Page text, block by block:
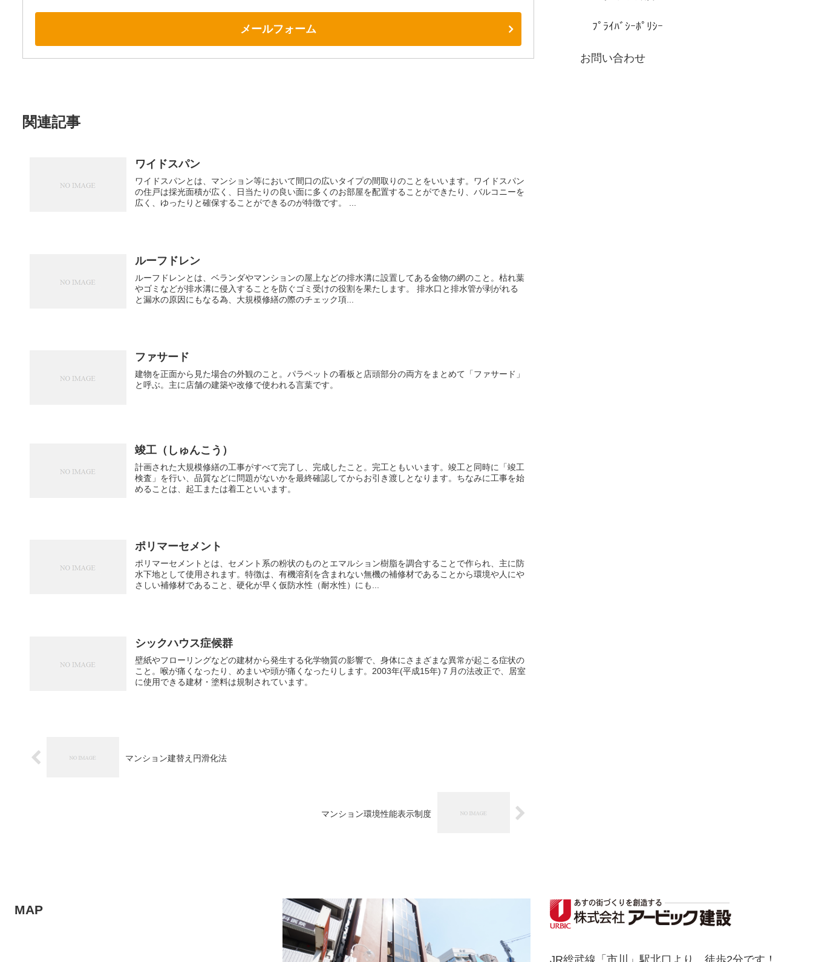
メールフォーム
関連記事
ワイドスパン
ワイドスパンとは、マンション等において間口の広いタイプの間取りのことをいいます。ワイドスパン
の住戸は採光面積が広く、日当たりの良い面に多くのお部屋を配置することができたり、バルコニーを
広く、ゆったりと確保することができるのが特徴です。 ...
ルーフドレン
ルーフドレンとは、ベランダやマンションの屋上などの排水溝に設置してある金物の網のこと。枯れ葉
やゴミなどが排水溝に侵入することを防ぐゴミ受けの役割を果たします。 排水口と排水管が剥がれる
と漏水の原因にもなる為、大規模修繕の際のチェック項...
ファサード
建物を正面から見た場合の外観のこと。パラペットの看板と店頭部分の両方をまとめて「ファサード」
と呼ぶ。主に店舗の建築や改修で使われる言葉です。
竣工（しゅんこう）
計画された大規模修繕の工事がすべて完了し、完成したこと。完工ともいいます。竣工と同時に「竣工
検査」を行い、品質などに問題がないかを最終確認してからお引き渡しとなります。ちなみに工事を始
めることは、起工または着工といいます。
ポリマーセメント
ポリマーセメントとは、セメント系の粉状のものとエマルション樹脂を調合することで作られ、主に防
水下地として使用されます。特徴は、有機溶剤を含まれない無機の補修材であることから環境や人にや
さしい補修材であること、硬化が早く仮防水性（耐水性）にも...
シックハウス症候群
壁紙やフローリングなどの建材から発生する化学物質の影響で、身体にさまざまな異常が起こる症状の
こと。喉が痛くなったり、めまいや頭が痛くなったりします。2003年(平成15年)７月の法改正で、居室
に使用できる建材・塗料は規制されています。
マンション建替え円滑化法
マンション環境性能表示制度
ﾌﾟﾗｲﾊﾞｼｰﾎﾟﾘｼｰ
お問い合わせ
MAP